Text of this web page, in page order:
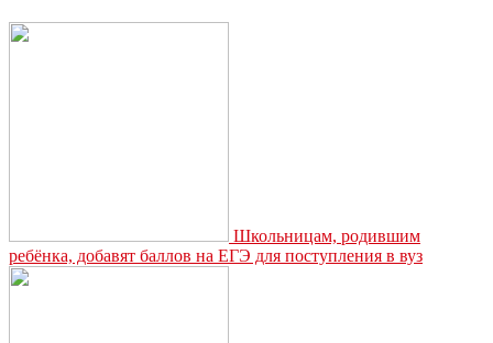
Школьницам, родившим
ребёнка, добавят баллов на ЕГЭ для поступления в вуз